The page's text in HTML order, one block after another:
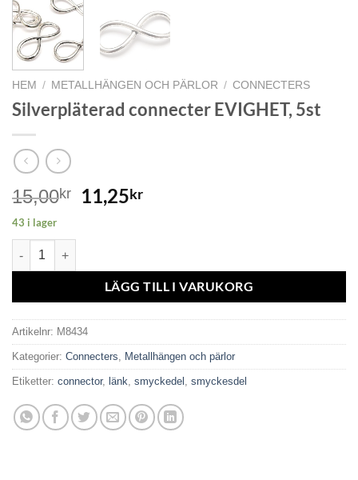
HEM / METALLHÄNGEN OCH PÄRLOR / CONNECTERS
Silverpläterad connecter EVIGHET, 5st
15,00kr 11,25kr
43 i lager
Silverpläterad connecter EVIGHET, 5st mängd
LÄGG TILL I VARUKORG
Artikelnr: M8434
Kategorier: Connecters, Metallhängen och pärlor
Etiketter: connector, länk, smyckedel , smyckesdel